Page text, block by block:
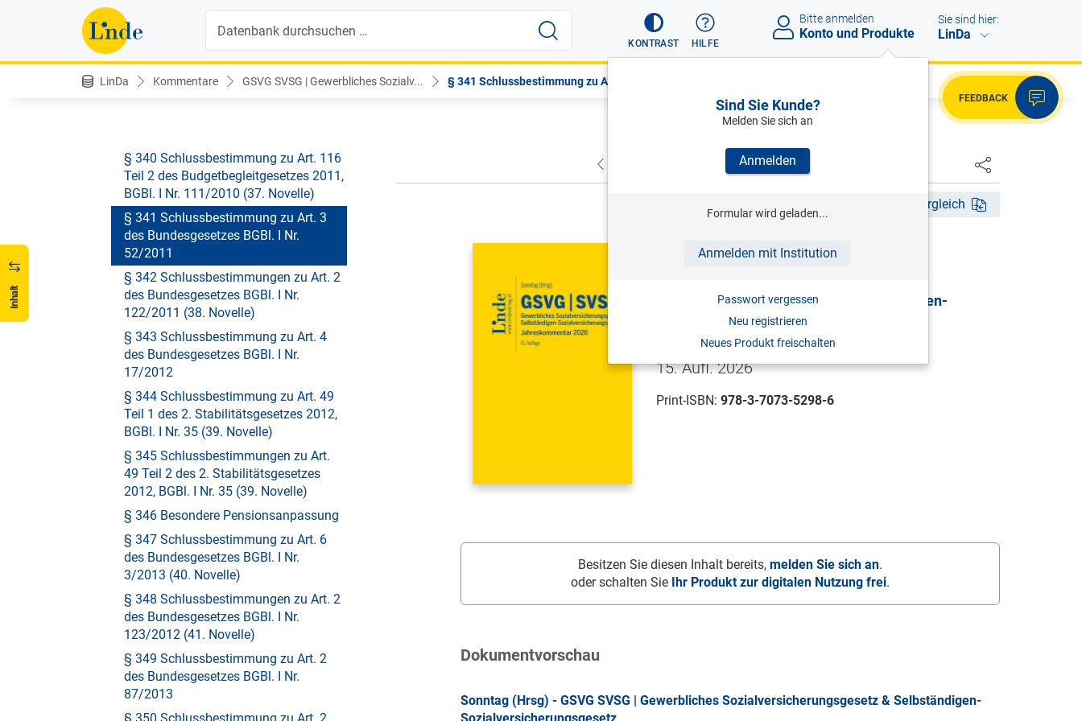
KONTRAST HILFE
Bitte anmelden
Konto und Produkte
Sind Sie Kunde?
Melden Sie sich an
Anmelden
Formular wird geladen...
Anmelden mit Institution
Passwort vergessen
Neu registrieren
Neues Produkt freischalten
Sie sind hier:
LinDa
LinDa Kommentare GSVG SVSG | Gewerbliches Sozialv... § 341 Schlussbestimmung zu Art. ...
FEEDBACK
Inhalt
§ 338 Schlussbestimmungen zu Art. 2
des Bundesgesetzes BGBl. I Nr.
§ 339 Schlussbestimmungen zu Art.
§ 340 Schlussbestimmung zu Art. 116
Teil 2 des Budgetbegleitgesetzes 2011,
BGBl. I Nr. 111/2010 (37. Novelle)
§ 341 Schlussbestimmung zu Art. 3
des Bundesgesetzes BGBl. I Nr.
52/2011
§ 342 Schlussbestimmungen zu Art. 2
des Bundesgesetzes BGBl. I Nr.
122/2011 (38. Novelle)
§ 343 Schlussbestimmung zu Art. 4
des Bundesgesetzes BGBl. I Nr.
17/2012
§ 344 Schlussbestimmung zu Art. 49
Teil 1 des 2. Stabilitätsgesetzes 2012,
BGBl. I Nr. 35 (39. Novelle)
§ 345 Schlussbestimmungen zu Art.
49 Teil 2 des 2. Stabilitätsgesetzes
2012, BGBl. I Nr. 35 (39. Novelle)
§ 346 Besondere Pensionsanpassung
§ 347 Schlussbestimmung zu Art. 6
des Bundesgesetzes BGBl. I Nr.
3/2013 (40. Novelle)
§ 348 Schlussbestimmungen zu Art. 2
des Bundesgesetzes BGBl. I Nr.
123/2012 (41. Novelle)
§ 349 Schlussbestimmung zu Art. 2
des Bundesgesetzes BGBl. I Nr.
87/2013
NÄCHSTER
Fassungsvergleich
SONNTAG (HRSG)
Sozialversicherungsgesetz & Selbständigen-
Sozialversicherungsgesetz
Jahreskommentar
15. Aufl. 2026
Print-ISBN:978-3-7073-5298-6
Besitzen Sie diesen Inhalt bereits, melden Sie sich an.
oder schalten Sie
Ihr Produkt zur digitalen Nutzung frei.
Dokumentvorschau
Sonntag (Hrsg) - GSVG SVSG | Gewerbliches Sozialversicherungsgesetz & Selbständigen-